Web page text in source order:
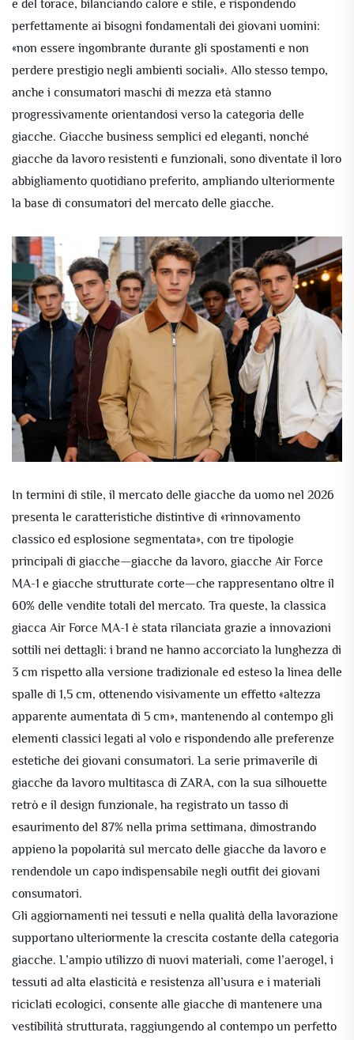
e del torace, bilanciando calore e stile, e rispondendo
perfettamente ai bisogni fondamentali dei giovani uomini:
«non essere ingombrante durante gli spostamenti e non
perdere prestigio negli ambienti sociali». Allo stesso tempo,
anche i consumatori maschi di mezza età stanno
progressivamente orientandosi verso la categoria delle
giacche. Giacche business semplici ed eleganti, nonché
giacche da lavoro resistenti e funzionali, sono diventate il loro
abbigliamento quotidiano preferito, ampliando ulteriormente
la base di consumatori del mercato delle giacche.
In termini di stile, il mercato delle giacche da uomo nel 2026
presenta le caratteristiche distintive di «rinnovamento
classico ed esplosione segmentata», con tre tipologie
principali di giacche—giacche da lavoro, giacche Air Force
MA-1 e giacche strutturate corte—che rappresentano oltre il
60% delle vendite totali del mercato. Tra queste, la classica
giacca Air Force MA-1 è stata rilanciata grazie a innovazioni
sottili nei dettagli: i brand ne hanno accorciato la lunghezza di
3 cm rispetto alla versione tradizionale ed esteso la linea delle
spalle di 1,5 cm, ottenendo visivamente un effetto «altezza
apparente aumentata di 5 cm», mantenendo al contempo gli
elementi classici legati al volo e rispondendo alle preferenze
estetiche dei giovani consumatori. La serie primaverile di
giacche da lavoro multitasca di ZARA, con la sua silhouette
retrò e il design funzionale, ha registrato un tasso di
esaurimento del 87% nella prima settimana, dimostrando
appieno la popolarità sul mercato delle giacche da lavoro e
rendendole un capo indispensabile negli outfit dei giovani
consumatori.
Gli aggiornamenti nei tessuti e nella qualità della lavorazione
supportano ulteriormente la crescita costante della categoria
giacche. L’ampio utilizzo di nuovi materiali, come l’aerogel, i
tessuti ad alta elasticità e resistenza all’usura e i materiali
riciclati ecologici, consente alle giacche di mantenere una
vestibilità strutturata, raggiungendo al contempo un perfetto